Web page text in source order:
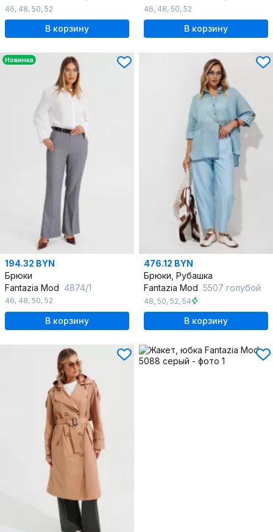
46, 48, 50, 52
В корзину
46, 48, 50, 52
В корзину
Новинка
194.32 BYN
Брюки
Fantazia Mod 4874/1
46, 48, 50, 52
В корзину
476.12 BYN
Брюки, Рубашка
Fantazia Mod 5507 голубой
48, 50, 52, 54
В корзину